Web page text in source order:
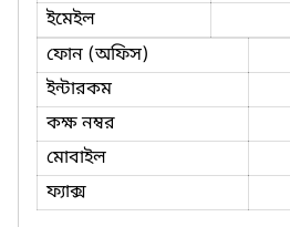
ইমেইল
ফোন (অফিস)
ইন্টারকম
কক্ষ নম্বর
মোবাইল
ফ্যাক্স